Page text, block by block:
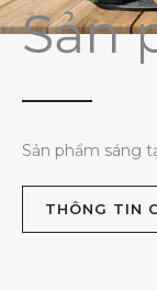
Sản
Sản phẩm sáng
THÔNG TIN